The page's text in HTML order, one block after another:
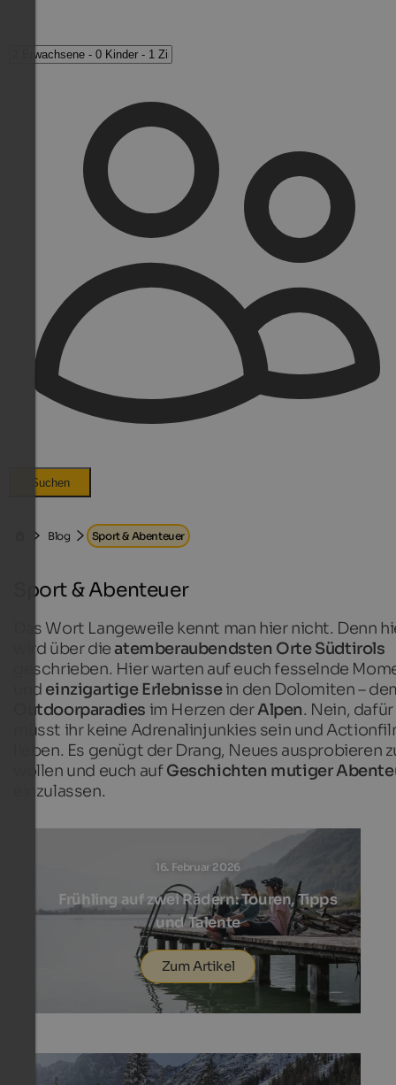
Suchen
Blog Sport & Abenteuer
Sport & Abenteuer
Das Wort Langeweile kennt man hier nicht. Denn
wird über die atemberaubendsten Orte Südtirols
geschrieben. Hier warten auf euch fesselnde
und einzigartige Erlebnissein den Dolomiten –
Outdoorparadies im Herzen derAlpen. Nein, dafür
müsst ihr keine Adrenalinjunkies sein und
lieben. Es genügt der Drang, Neues ausprobieren
wollen und euch aufGeschichten mutiger
einzulassen.
16. Februar 2026
Frühling auf zwei Rädern: Touren, Tipps
und Talente
Zum Artikel